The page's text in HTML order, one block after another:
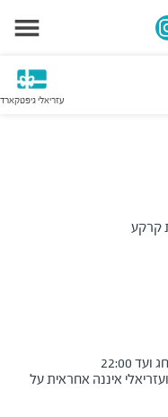
עזריאלי גיפטקארד
קרקע
22:00
איננה אחראית על